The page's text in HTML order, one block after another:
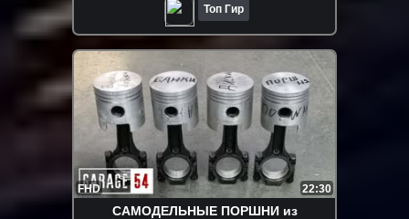
Топ Гир
FHD 22:30
САМОДЕЛЬНЫЕ ПОРШНИ из